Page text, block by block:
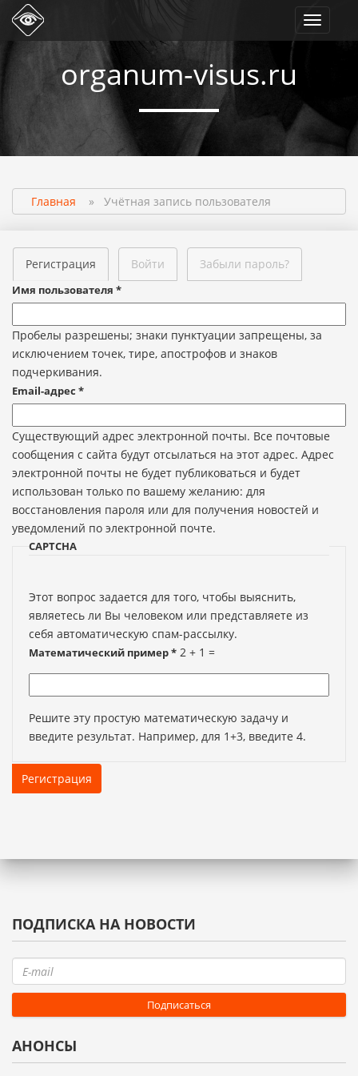
organum-visus.ru
Toggle
Главная » Учётная запись пользователя
Регистрация Войти Забыли пароль?
Имя пользователя *
Пробелы разрешены; знаки пунктуации запрещены, за
исключением точек, тире, апострофов и знаков
подчеркивания.
Email-адрес *
Существующий адрес электронной почты. Все почтовые
сообщения с сайта будут отсылаться на этот адрес. Адрес
электронной почты не будет публиковаться и будет
использован только по вашему желанию: для
восстановления пароля или для получения новостей и
уведомлений по электронной почте.
CAPTCHA
Этот вопрос задается для того, чтобы выяснить,
являетесь ли Вы человеком или представляете из
себя автоматическую спам-рассылку.
Математический пример* 2 + 1 =
Решите эту простую математическую задачу и
введите результат. Например, для 1+3, введите 4.
ПОДПИСКА НА НОВОСТИ
АНОНСЫ